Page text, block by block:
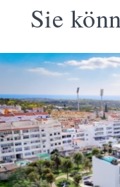
Sie